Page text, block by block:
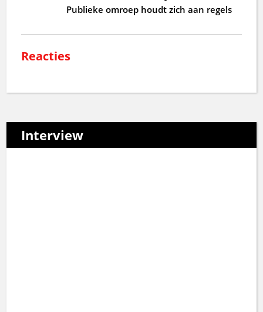
Publieke omroep houdt zich aan regels
Reacties
Interview